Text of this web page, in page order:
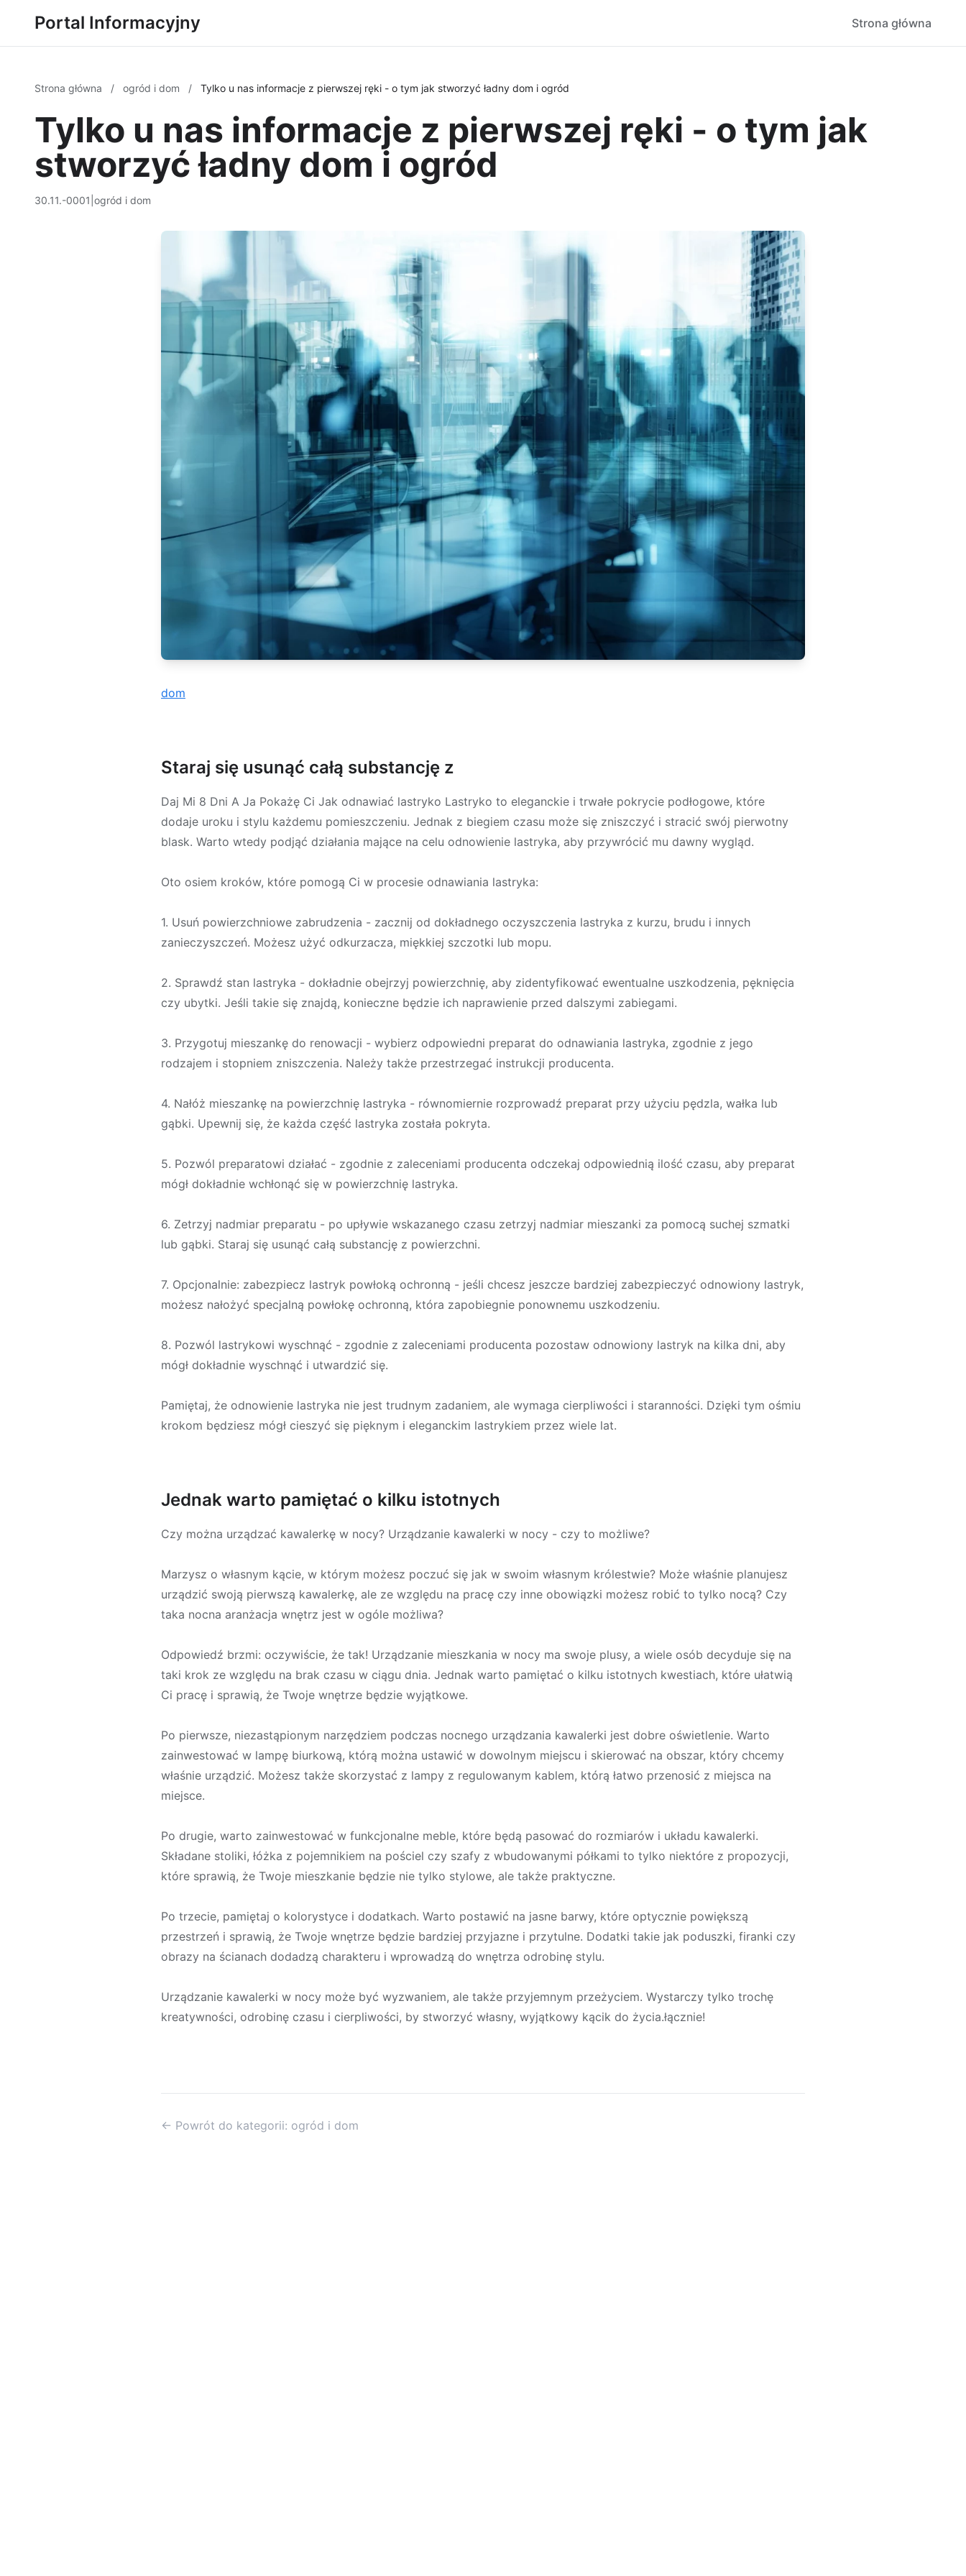
Portal Informacyjny Strona główna
Strona główna / ogród i dom / Tylko u nas informacje z pierwszej ręki - o tym jak stworzyć ładny dom i ogród
Tylko u nas informacje z pierwszej ręki - o tym jak
stworzyć ładny dom i ogród
30.11.-0001 ogród i dom
dom
Staraj się usunąć całą substancję z
Daj Mi 8 Dni A Ja Pokażę Ci Jak odnawiać lastryko Lastryko to eleganckie i trwałe pokrycie podłogowe, które
dodaje uroku i stylu każdemu pomieszczeniu. Jednak z biegiem czasu może się zniszczyć i stracić swój pierwotny
blask. Warto wtedy podjąć działania mające na celu odnowienie lastryka, aby przywrócić mu dawny wygląd.
Oto osiem kroków, które pomogą Ci w procesie odnawiania lastryka:
1. Usuń powierzchniowe zabrudzenia - zacznij od dokładnego oczyszczenia lastryka z kurzu, brudu i innych
zanieczyszczeń. Możesz użyć odkurzacza, miękkiej szczotki lub mopu.
2. Sprawdź stan lastryka - dokładnie obejrzyj powierzchnię, aby zidentyfikować ewentualne uszkodzenia, pęknięcia
czy ubytki. Jeśli takie się znajdą, konieczne będzie ich naprawienie przed dalszymi zabiegami.
3. Przygotuj mieszankę do renowacji - wybierz odpowiedni preparat do odnawiania lastryka, zgodnie z jego
rodzajem i stopniem zniszczenia. Należy także przestrzegać instrukcji producenta.
4. Nałóż mieszankę na powierzchnię lastryka - równomiernie rozprowadź preparat przy użyciu pędzla, wałka lub
gąbki. Upewnij się, że każda część lastryka została pokryta.
5. Pozwól preparatowi działać - zgodnie z zaleceniami producenta odczekaj odpowiednią ilość czasu, aby preparat
mógł dokładnie wchłonąć się w powierzchnię lastryka.
6. Zetrzyj nadmiar preparatu - po upływie wskazanego czasu zetrzyj nadmiar mieszanki za pomocą suchej szmatki
lub gąbki. Staraj się usunąć całą substancję z powierzchni.
7. Opcjonalnie: zabezpiecz lastryk powłoką ochronną - jeśli chcesz jeszcze bardziej zabezpieczyć odnowiony lastryk,
możesz nałożyć specjalną powłokę ochronną, która zapobiegnie ponownemu uszkodzeniu.
8. Pozwól lastrykowi wyschnąć - zgodnie z zaleceniami producenta pozostaw odnowiony lastryk na kilka dni, aby
mógł dokładnie wyschnąć i utwardzić się.
Pamiętaj, że odnowienie lastryka nie jest trudnym zadaniem, ale wymaga cierpliwości i staranności. Dzięki tym ośmiu
krokom będziesz mógł cieszyć się pięknym i eleganckim lastrykiem przez wiele lat.
Jednak warto pamiętać o kilku istotnych
Czy można urządzać kawalerkę w nocy? Urządzanie kawalerki w nocy - czy to możliwe?
Marzysz o własnym kącie, w którym możesz poczuć się jak w swoim własnym królestwie? Może właśnie planujesz
urządzić swoją pierwszą kawalerkę, ale ze względu na pracę czy inne obowiązki możesz robić to tylko nocą? Czy
taka nocna aranżacja wnętrz jest w ogóle możliwa?
Odpowiedź brzmi: oczywiście, że tak! Urządzanie mieszkania w nocy ma swoje plusy, a wiele osób decyduje się na
taki krok ze względu na brak czasu w ciągu dnia. Jednak warto pamiętać o kilku istotnych kwestiach, które ułatwią
Ci pracę i sprawią, że Twoje wnętrze będzie wyjątkowe.
Po pierwsze, niezastąpionym narzędziem podczas nocnego urządzania kawalerki jest dobre oświetlenie. Warto
zainwestować w lampę biurkową, którą można ustawić w dowolnym miejscu i skierować na obszar, który chcemy
właśnie urządzić. Możesz także skorzystać z lampy z regulowanym kablem, którą łatwo przenosić z miejsca na
miejsce.
Po drugie, warto zainwestować w funkcjonalne meble, które będą pasować do rozmiarów i układu kawalerki.
Składane stoliki, łóżka z pojemnikiem na pościel czy szafy z wbudowanymi półkami to tylko niektóre z propozycji,
które sprawią, że Twoje mieszkanie będzie nie tylko stylowe, ale także praktyczne.
Po trzecie, pamiętaj o kolorystyce i dodatkach. Warto postawić na jasne barwy, które optycznie powiększą
przestrzeń i sprawią, że Twoje wnętrze będzie bardziej przyjazne i przytulne. Dodatki takie jak poduszki, firanki czy
obrazy na ścianach dodadzą charakteru i wprowadzą do wnętrza odrobinę stylu.
Urządzanie kawalerki w nocy może być wyzwaniem, ale także przyjemnym przeżyciem. Wystarczy tylko trochę
kreatywności, odrobinę czasu i cierpliwości, by stworzyć własny, wyjątkowy kącik do życia.łącznie!
← Powrót do kategorii: ogród i dom